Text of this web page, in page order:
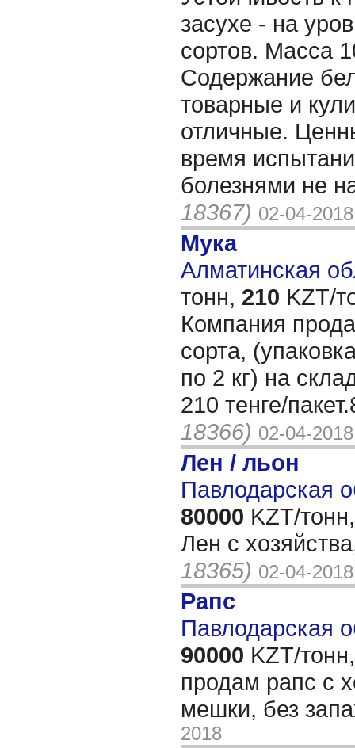
засухе - на
сортов. Масса
Содержание
товарные и
отличные.
время
болезнями не
18367) 02-04-2018
Мука
Алматинская
тонн, 210 KZT/
Компания
сорта,
по 2 кг) на
210 тенге/
18366) 02-04-2018
Лен / льон
Павлодарская
80000 KZT/тонн,
Лен с
18365) 02-04-2018
Рапс
Павлодарская
90000 KZT/тонн,
продам рапс с
мешки, без
2018